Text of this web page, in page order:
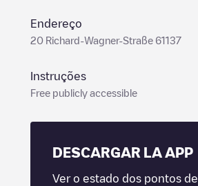
Endereço
20 Richard-Wagner-Straße 61137
Instruções
Free publicly accessible
DESCARGAR LA APP
Ver o estado dos pontos de